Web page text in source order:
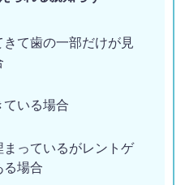
て歯の一部だけが見
いる場合
っているがレントゲ
る場合